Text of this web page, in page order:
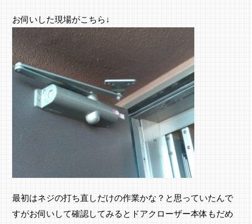
お伺いした現場がこちら↓
最初はネジの打ち直しだけの作業かな？と思っていたんで
すがお伺いして確認してみるとドアクローザー本体もだめ